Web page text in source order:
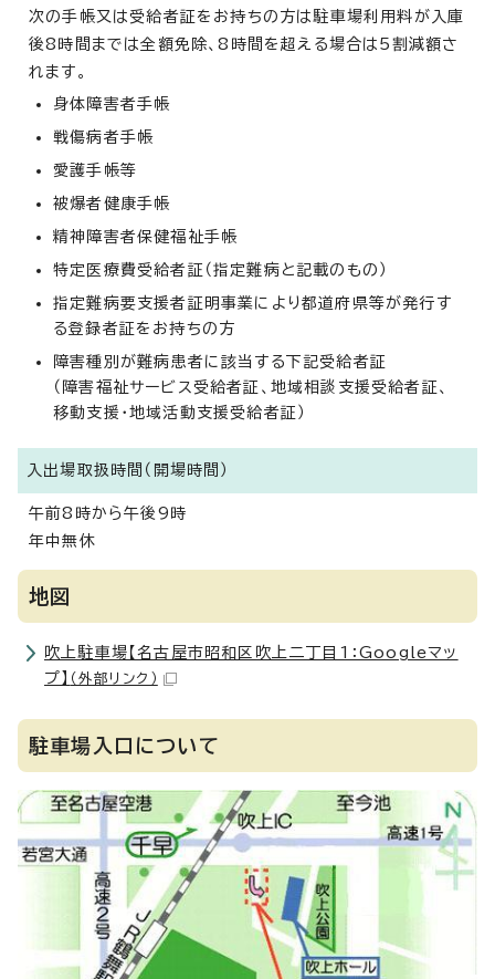
次の手帳又は受給者証をお持ちの方は駐車場利用料が入庫
後8時間までは全額免除、8時間を超える場合は5割減額さ
れます。
身体障害者手帳
戦傷病者手帳
愛護手帳等
被爆者健康手帳
精神障害者保健福祉手帳
特定医療費受給者証（指定難病と記載のもの）
指定難病要支援者証明事業により都道府県等が発行す
る登録者証をお持ちの方
障害種別が難病患者に該当する下記受給者証
（障害福祉サービス受給者証、地域相談支援受給者証、
移動支援・地域活動支援受給者証）
入出場取扱時間（開場時間）
午前8時から午後9時
年中無休
地図
吹上駐車場【名古屋市昭和区吹上二丁目1：Googleマッ
プ】 （外部リンク）
駐車場入口について